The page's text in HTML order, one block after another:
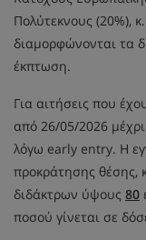
Πολύτεκνους (20%),
διαμορφώνονται τα
έκπτωση.
Για αιτήσεις που
από 26/05/2026
λόγω early entry. Η
προκράτησης θέσης,
διδάκτρων ύψους 80
ποσού γίνεται σε